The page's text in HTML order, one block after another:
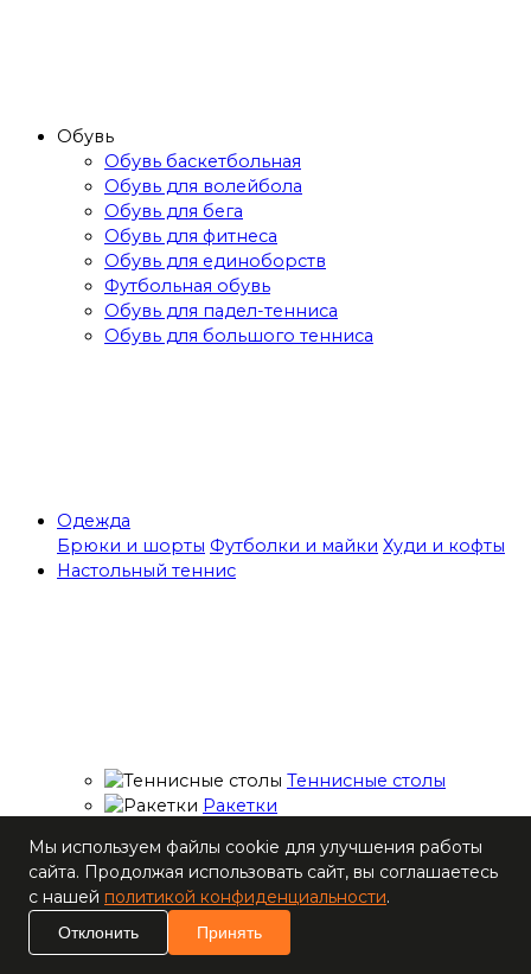
Обувь
Обувь баскетбольная
Обувь для волейбола
Обувь для бега
Обувь для фитнеса
Обувь для единоборств
Футбольная обувь
Обувь для падел-тенниса
Обувь для большого тенниса
Одежда
Брюки и шорты Футболки и майки Худи и кофты
Настольный теннис
Теннисные столы
Ракетки
ракеток
Основания для
ракеток
Мячи
Наборы
Мы используем файлы cookie для улучшения работы
сайта. Продолжая использовать сайт, вы соглашаетесь
с нашей политикой конфиденциальности.
Отклонить Принять